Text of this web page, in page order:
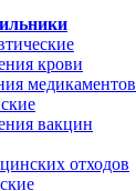
крови
медикаментов
вакцин
отходов